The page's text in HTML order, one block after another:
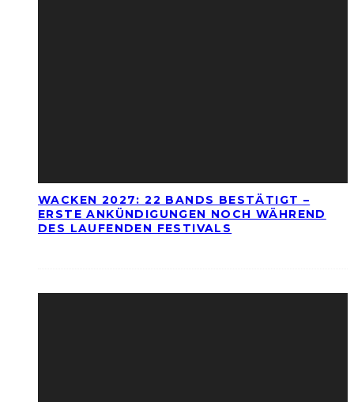
WACKEN 2027: 22 BANDS BESTÄTIGT –
ERSTE ANKÜNDIGUNGEN NOCH WÄHREND
DES LAUFENDEN FESTIVALS